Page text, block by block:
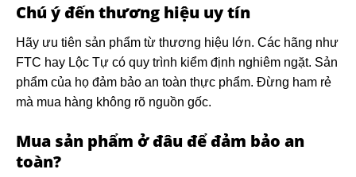
Chú ý đến thương hiệu uy tín
Hãy ưu tiên sản phẩm từ thương hiệu lớn. Các hãng như
FTC hay Lộc Tự có quy trình kiểm định nghiêm ngặt. Sản
phẩm của họ đảm bảo an toàn thực phẩm. Đừng ham rẻ
mà mua hàng không rõ nguồn gốc.
Mua sản phẩm ở đâu để đảm bảo an
toàn?